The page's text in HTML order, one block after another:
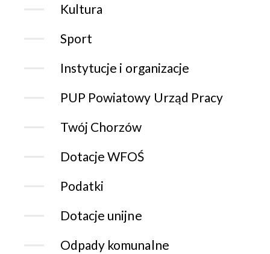
Kultura
Sport
Instytucje i organizacje
PUP Powiatowy Urząd Pracy
Twój Chorzów
Dotacje WFOŚ
Podatki
Dotacje unijne
Odpady komunalne